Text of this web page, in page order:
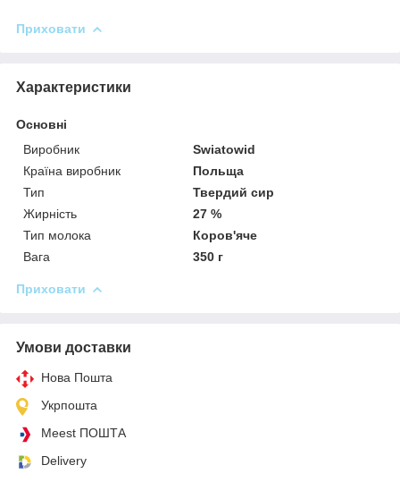
Приховати
Характеристики
Основні
Виробник
Swiatowid
Країна виробник
Польща
Тип
Твердий сир
Жирність
27 %
Тип молока
Коров'яче
Вага
350 г
Приховати
Умови доставки
Нова Пошта
Укрпошта
Meest ПОШТА
Delivery